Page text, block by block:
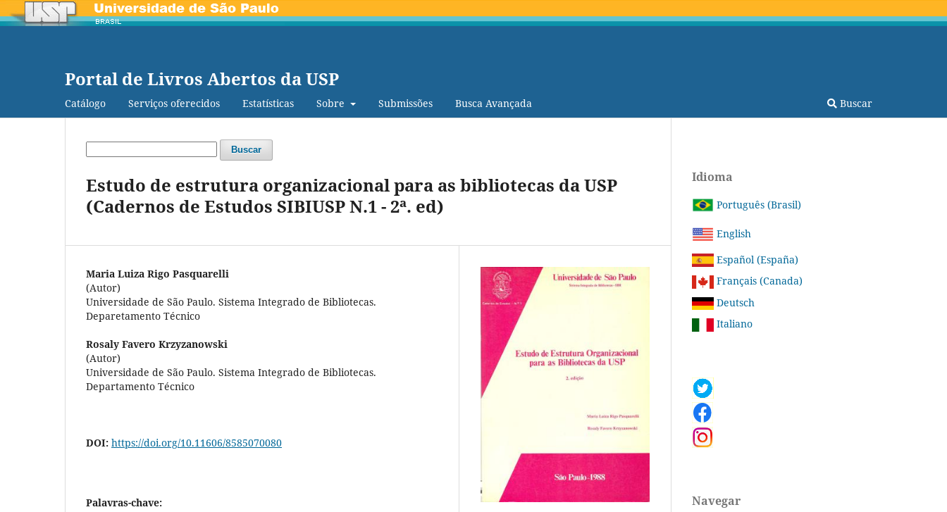
Portal de Livros Abertos da USP
Catálogo Serviços oferecidos Estatísticas Sobre Submissões Busca Avançada Buscar
Buscar
Estudo de estrutura organizacional para as bibliotecas da USP
(Cadernos de Estudos SIBIUSP N.1 - 2ª. ed)
Maria Luiza Rigo Pasquarelli
(Autor)
Universidade de São Paulo. Sistema Integrado de Bibliotecas.
Deparetamento Técnico
Rosaly Favero Krzyzanowski
(Autor)
Universidade de São Paulo. Sistema Integrado de Bibliotecas.
Departamento Técnico
DOI: https://doi.org/10.11606/8585070080
Palavras-chave:
Idioma
Português (Brasil)
English
Español (España)
Français (Canada)
Deutsch
Italiano
Navegar